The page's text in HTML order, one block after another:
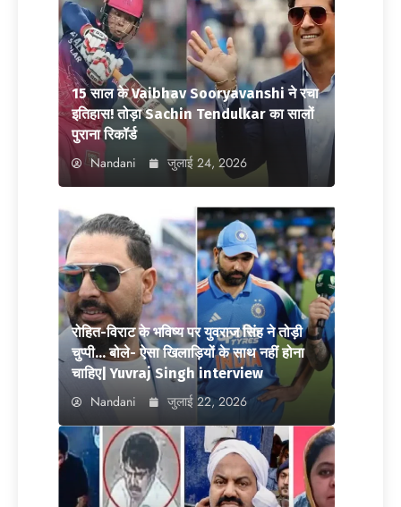
15 साल के Vaibhav Sooryavanshi ने रचा
इतिहास! तोड़ा Sachin Tendulkar का सालों
पुराना रिकॉर्ड
Nandani जुलाई 24, 2026
रोहित-विराट के भविष्य पर युवराज सिंह ने तोड़ी
चुप्पी… बोले- ऐसा खिलाड़ियों के साथ नहीं होना
चाहिए| Yuvraj Singh interview
Nandani जुलाई 22, 2026